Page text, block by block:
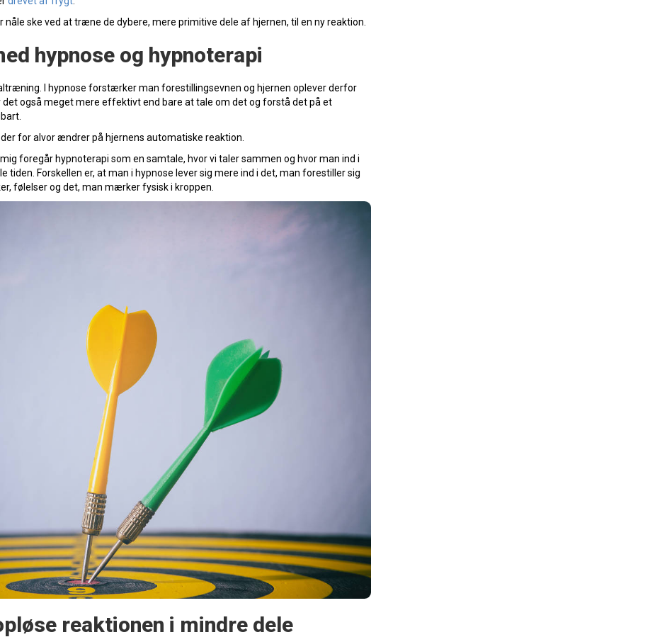
ske ved at træne de dybere, mere primitive dele af hjernen, til en ny reaktion.
hypnose og hypnoterapi
I hypnose forstærker man forestillingsevnen og hjernen oplever derfor
det også meget mere effektivt end bare at tale om det og forstå det på et
for alvor ændrer på hjernens automatiske reaktion.
foregår hypnoterapi som en samtale, hvor vi taler sammen og hvor man ind i
tiden. Forskellen er, at man i hypnose lever sig mere ind i det, man forestiller sig
følelser og det, man mærker fysisk i kroppen.
reaktionen i mindre dele